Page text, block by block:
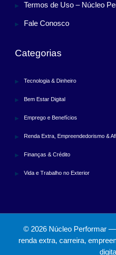
Termos de Uso – Núcleo
Fale Conosco
Categorias
Tecnologia & Dinheiro
Bem Estar Digital
Emprego e Benefícios
Renda Extra, Empreendedorismo &
Finanças & Crédito
Vida e Trabalho no Exterior
© 2026 Núcleo Performar
renda extra, carreira,